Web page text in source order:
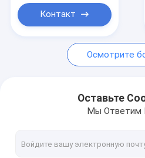
Блог
Запросите цитату
Части, обрабатываемые с
Контакт
Осмотрите
Оставьте
Мы Ответим